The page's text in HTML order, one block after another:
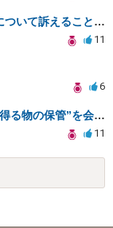
バスケットボール部の顧問の問題行動について訴えることは可能でしょうか？
11
6
訴訟するか未定の段階で、“証拠となり得る物の保管”を会社に応じてもらえる方法は在りますか?
11